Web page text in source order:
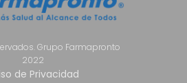
Grupo Farmapronto
2022
de Privacidad